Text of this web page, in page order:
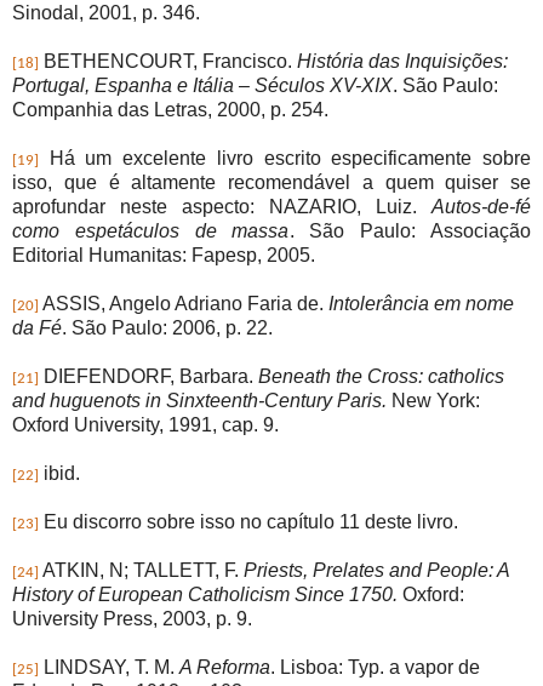
Sinodal, 2001, p. 346.
[18] BETHENCOURT, Francisco. História das Inquisições:
Portugal, Espanha e Itália – Séculos XV-XIX. São Paulo:
Companhia das Letras, 2000, p. 254.
[19]
Há um excelente livro escrito especificamente sobre
isso, que é altamente recomendável a quem quiser se
aprofundar neste aspecto: NAZARIO, Luiz. Autos-de-fé
como espetáculos de massa. São Paulo: Associação
Editorial Humanitas: Fapesp, 2005.
[20] ASSIS, Angelo Adriano Faria de. Intolerância em nome
da Fé. São Paulo: 2006, p. 22.
[21] DIEFENDORF, Barbara. Beneath the Cross: catholics
and huguenots in Sinxteenth-Century Paris. New York:
Oxford University, 1991, cap. 9.
[22] ibid.
[23] Eu discorro sobre isso no capítulo 11 deste livro.
[24] ATKIN, N; TALLETT, F. Priests, Prelates and People: A
History of European Catholicism Since 1750. Oxford:
University Press, 2003, p. 9.
[25] LINDSAY, T. M. A Reforma. Lisboa: Typ. a vapor de